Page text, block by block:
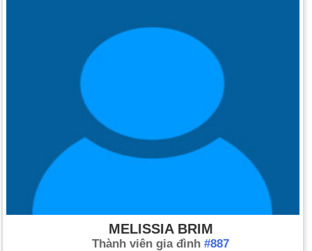
MELISSIA BRIM
Thành viên gia đình #887